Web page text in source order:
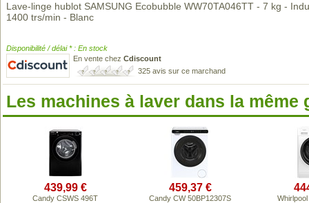
Lave-linge hublot SAMSUNG Ecobubble WW70TA046TT - 7 kg -
1400 trs/min - Blanc
Disponibilité / délai * : En stock
En vente chez Cdiscount
325 avis sur ce marchand
Les machines à laver dans la même
439,99 €
Candy CSWS 496T
459,37 €
Candy CW 50BP12307S